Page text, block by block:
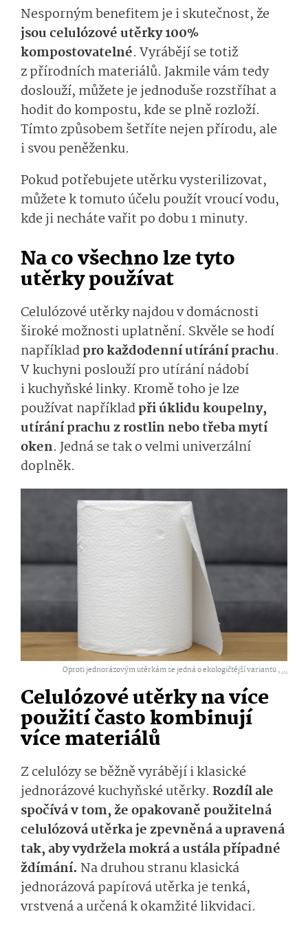
Nesporným benefitem je i skutečnost, že
jsou celulózové utěrky 100%
kompostovatelné. Vyrábějí se totiž
z přírodních materiálů. Jakmile vám tedy
doslouží, můžete je jednoduše rozstříhat a
hodit do kompostu, kde se plně rozloží.
Tímto způsobem šetříte nejen přírodu, ale
i svou peněženku.
Pokud potřebujete utěrku vysterilizovat,
můžete k tomuto účelu použít vroucí vodu,
kde ji necháte vařit po dobu 1 minuty.
Na co všechno lze tyto
utěrky používat
Celulózové utěrky najdou v domácnosti
široké možnosti uplatnění. Skvěle se hodí
napříkladpro každodenní utírání prachu.
V kuchyni poslouží pro utírání nádobí
i kuchyňské linky. Kromě toho je lze
používat napříkladpři úklidu koupelny,
utírání prachu z rostlin nebo třeba mytí
oken. Jedná se tak o velmi univerzální
doplněk.
Oproti jednorázovým utěrkám se jedná o ekologičtější variantu ,...
Celulózové utěrky na více
použití často kombinují
více materiálů
Z celulózy se běžně vyrábějí i klasické
jednorázové kuchyňské utěrky. Rozdíl ale
spočívá v tom, že opakovaně použitelná
celulózová utěrka je zpevněná a upravená
tak, aby vydržela mokrá a ustála případné
ždímání. Na druhou stranu klasická
jednorázová papírová utěrka je tenká,
vrstvená a určená k okamžité likvidaci.